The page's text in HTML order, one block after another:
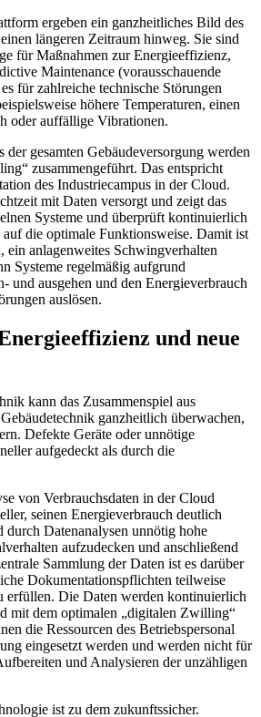
ergeben ein ganzheitliches Bild des
längeren Zeitraum hinweg. Sie sind
für Maßnahmen zur Energieeffizienz,
Maintenance (vorausschauende
für zahlreiche technische Störungen
höhere Temperaturen, einen
oder auffällige Vibrationen.
der gesamten Gebäudeversorgung werden
zusammengeführt. Das entspricht
des Industriecampus in der Cloud.
mit Daten versorgt und zeigt das
Systeme und überprüft kontinuierlich
die optimale Funktionsweise. Damit ist
ein anlagenweites Schwingverhalten
Systeme regelmäßig aufgrund
und ausgehen und den Energieverbrauch
auslösen.
und neue
kann das Zusammenspiel aus
ganzheitlich überwachen,
Defekte Geräte oder unnötige
aufgedeckt als durch die
von Verbrauchsdaten in der Cloud
seinen Energieverbrauch deutlich
durch Datenanalysen unnötig hohe
aufzudecken und anschließend
Sammlung der Daten ist es darüber
Dokumentationspflichten teilweise
erfüllen. Die Daten werden kontinuierlich
mit dem optimalen „digitalen Zwilling“
die Ressourcen des Betriebspersonal
eingesetzt werden und werden nicht für
und Analysieren der unzähligen
ist zu dem zukunftssicher.